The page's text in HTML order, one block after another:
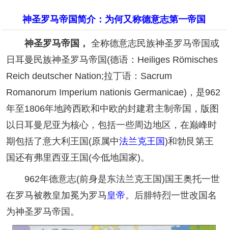
神圣罗马帝国简介：为何又称德意志第一帝国
神圣罗马帝国， 全称德意志民族神圣罗马帝国或
日耳曼民族神圣罗马帝国(德语：Heiliges Römisches
Reich deutscher Nation;拉丁语：Sacrum
Romanorum Imperium nationis Germanicae)，是962
年至1806年地跨西欧和中欧的封建君主制帝国，版图
以日耳曼尼亚为核心，包括一些周边地区，在巅峰时
期包括了意大利王国(原属中法兰克王国)和勃艮第王
国还有弗里西亚王国(今低地国家)。
962年德意志(前身是东法兰克王国)国王奥托一世
在罗马被教皇加冕为罗马皇帝。后腓特烈一世改国名
为神圣罗马帝国。